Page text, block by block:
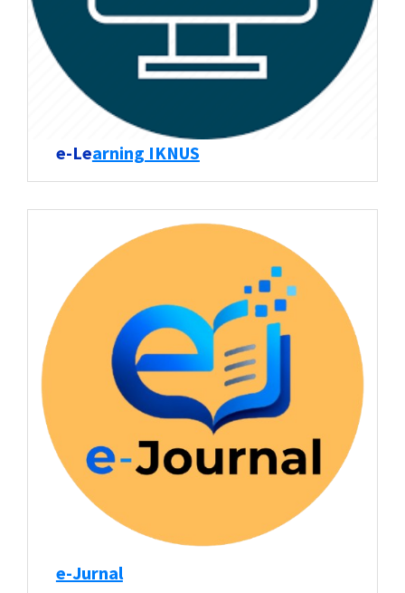
e-Learning IKNUS
e-Jurnal